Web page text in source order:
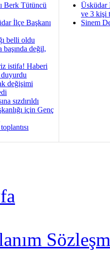
Berk Tütüncü
İlçe Başkanı
belli oldu
başında değil,
istifa! Haberi
duyurdu
değişimi
sızdırıldı
için Genç
Üsküdar
ve 3 kişi
Sinem